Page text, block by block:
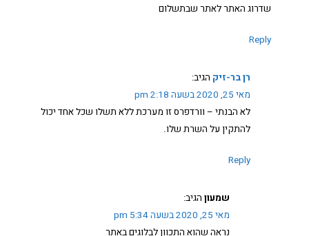
שדרוג האתר לאתר שבתשלום
Reply
רן בר-זיק הגיב:
מאי 25, 2020 בשעה 2:18 pm
לא הבנתי – וורדפרס זו מערכת ללא תשלו שכל אחד יכול
להתקין על השרת שלו.
Reply
שמעון הגיב:
מאי 25, 2020 בשעה 5:34 pm
נראה שהוא התכוון לבלוגים באתר